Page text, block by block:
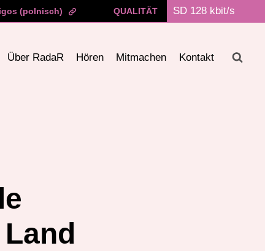
(polnisch) QUALITÄT
Über RadaR Hören Mitmachen Kontakt